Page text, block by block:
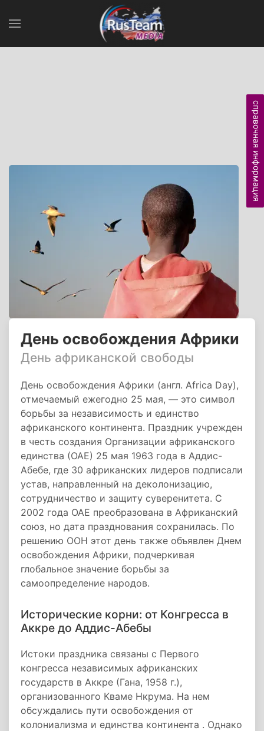
День освобождения Африки
День африканской свободы
День освобождения Африки (англ. Africa Day),
отмечаемый ежегодно 25 мая, — это символ
борьбы за независимость и единство
африканского континента. Праздник учрежден
в честь создания Организации африканского
единства (ОАЕ) 25 мая 1963 года в Аддис-
Абебе, где 30 африканских лидеров подписали
устав, направленный на деколонизацию,
сотрудничество и защиту суверенитета. С
2002 года ОАЕ преобразована в Африканский
союз, но дата празднования сохранилась. По
решению ООН этот день также объявлен Днем
освобождения Африки, подчеркивая
глобальное значение борьбы за
самоопределение народов.
Исторические корни: от Конгресса в
Аккре до Аддис-Абебы
Истоки праздника связаны с Первого
конгресса независимых африканских
государств в Аккре (Гана, 1958 г.),
организованного Кваме Нкрума. На нем
обсуждались пути освобождения от
колониализма и единства континента . Однако
справочная информация